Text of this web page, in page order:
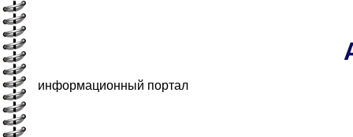
информационный портал